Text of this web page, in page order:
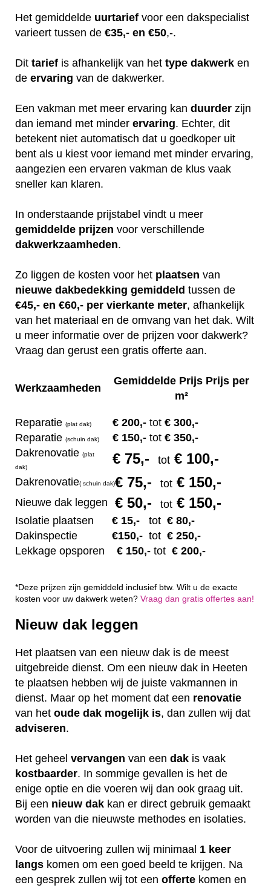
Het gemiddelde uurtarief voor een dakspecialist
varieert tussen de €35,- en €50,-.
Dit tarief is afhankelijk van het type dakwerk en
de ervaring van de dakwerker.
Een vakman met meer ervaring kan duurder zijn
dan iemand met minder ervaring. Echter, dit
betekent niet automatisch dat u goedkoper uit
bent als u kiest voor iemand met minder ervaring,
aangezien een ervaren vakman de klus vaak
sneller kan klaren.
In onderstaande prijstabel vindt u meer
gemiddelde prijzen voor verschillende
dakwerkzaamheden.
Zo liggen de kosten voor het plaatsen van
nieuwe dakbedekking gemiddeld tussen de
€45,- en €60,- per vierkante meter, afhankelijk
van het materiaal en de omvang van het dak. Wilt
u meer informatie over de prijzen voor dakwerk?
Vraag dan gerust een gratis offerte aan.
Werkzaamheden
Gemiddelde Prijs Prijs per
m²
Reparatie (plat dak) € 200,- tot € 300,-
Reparatie (schuin dak) € 150,- tot € 350,-
Dakrenovatie (plat
dak)
€ 75,- tot € 100,-
Dakrenovatie( schuin dak)€ 75,- tot € 150,-
Nieuwe dak leggen € 50,- tot € 150,-
Isolatie plaatsen € 15,- tot € 80,-
Dakinspectie
€150,- tot € 250,-
Lekkage opsporen € 150,- tot € 200,-
*Deze prijzen zijn gemiddeld inclusief btw. Wilt u de exacte
kosten voor uw dakwerk weten? Vraag dan gratis offertes aan!
Nieuw dak leggen
Het plaatsen van een nieuw dak is de meest
uitgebreide dienst. Om een nieuw dak in Heeten
te plaatsen hebben wij de juiste vakmannen in
dienst. Maar op het moment dat een renovatie
van het oude dak mogelijk is, dan zullen wij dat
adviseren.
Het geheel vervangen van een dak is vaak
kostbaarder. In sommige gevallen is het de
enige optie en die voeren wij dan ook graag uit.
Bij een nieuw dak kan er direct gebruik gemaakt
worden van die nieuwste methodes en isolaties.
Voor de uitvoering zullen wij minimaal 1 keer
langs komen om een goed beeld te krijgen. Na
een gesprek zullen wij tot een offerte komen en